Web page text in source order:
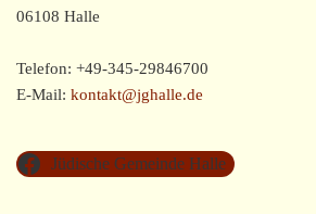
06108 Halle
Telefon: +49-345-29846700
E-Mail: kontakt@jghalle.de
Jüdische Gemeinde Halle